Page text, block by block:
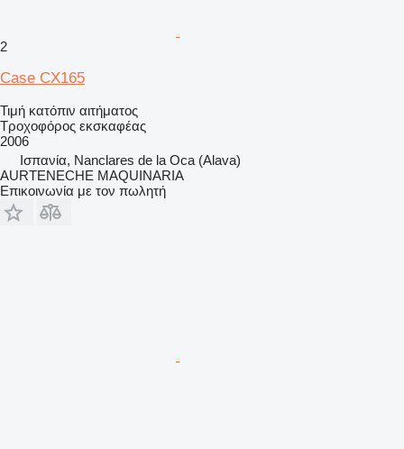
2
Case CX165
Τιμή κατόπιν αιτήματος
Τροχοφόρος εκσκαφέας
2006
Ισπανία, Nanclares de la Oca (Alava)
AURTENECHE MAQUINARIA
Επικοινωνία με τον πωλητή